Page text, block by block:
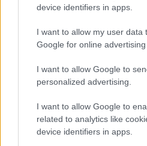
device identifiers in apps.
I want to allow my user data
Google for online advertising
I want to allow Google to
personalized advertising.
I want to allow Google to
related to analytics like
device identifiers in apps.
Lo que representa
competencia
Más allá del simbolismo, el
implicaciones prácticas